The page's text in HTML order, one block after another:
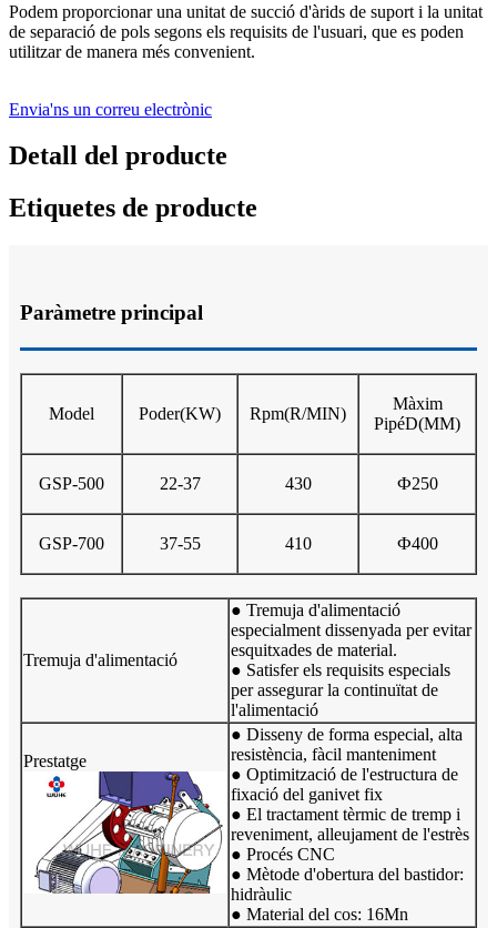
Podem proporcionar una unitat de succió d'àrids de suport i la unitat
de separació de pols segons els requisits de l'usuari, que es poden
utilitzar de manera més convenient.
Envia'ns un correu electrònic
Detall del producte
Etiquetes de producte
Paràmetre principal
Model Poder(KW) Rpm(R/MIN)
Màxim
PipéD(MM)
GSP-500 22-37 430 Ф250
GSP-700 37-55 410 Ф400
Tremuja d'alimentació
● Tremuja d'alimentació
especialment dissenyada per evitar
esquitxades de material.
● Satisfer els requisits especials
per assegurar la continuïtat de
l'alimentació
Prestatge
● Disseny de forma especial, alta
resistència, fàcil manteniment
● Optimització de l'estructura de
fixació del ganivet fix
● El tractament tèrmic de tremp i
reveniment, alleujament de l'estrès
● Procés CNC
● Mètode d'obertura del bastidor:
hidràulic
● Material del cos: 16Mn